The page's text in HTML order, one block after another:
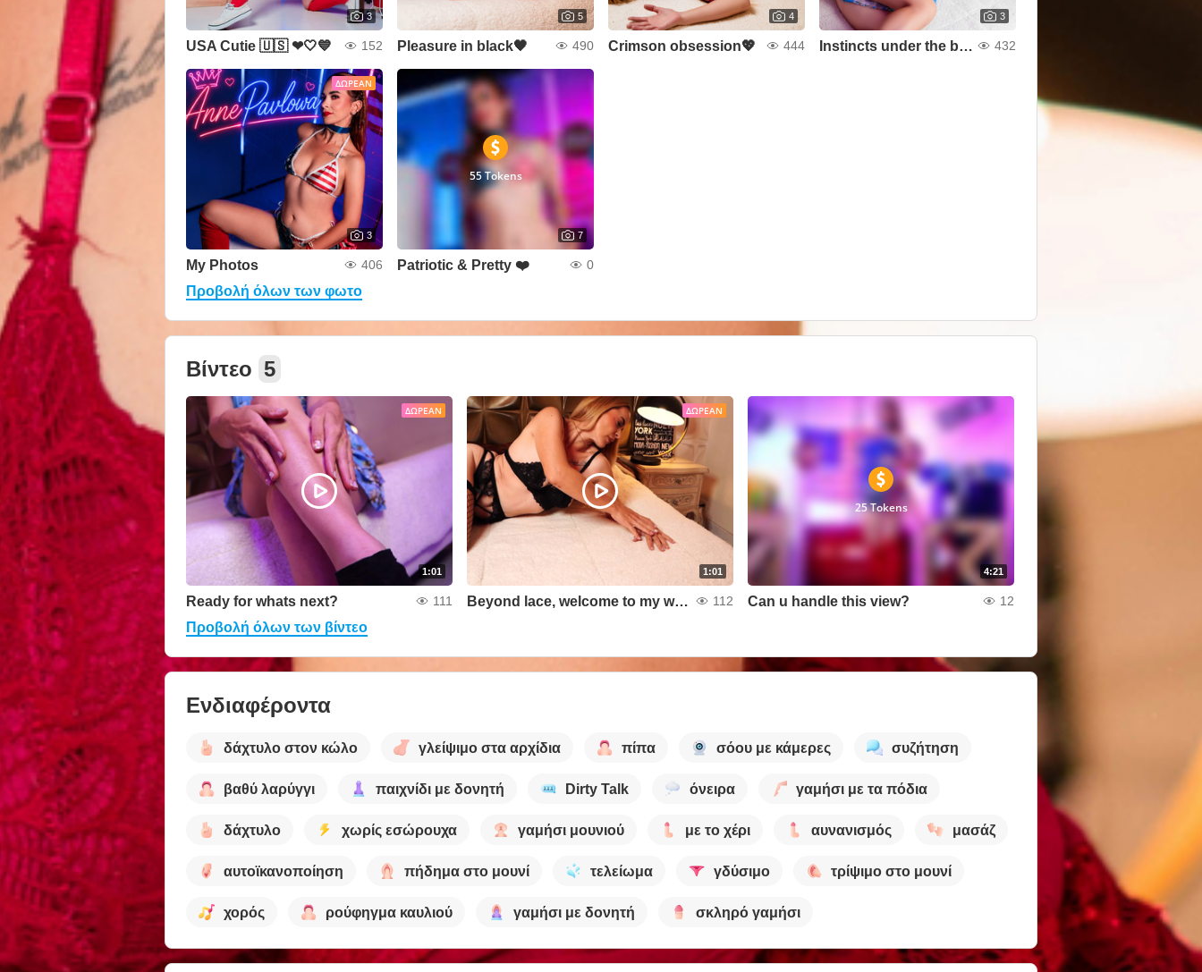
3
USA Cutie 🇺🇸 ❤🤍💙 152
5
Pleasure in black🖤 490
4
Crimson obsession💖 444
3
Instincts under the blue💙 432
ΔΩΡΕΆΝ
3
My Photos 406
55 Tokens
7
Patriotic & Pretty ❤️ 0
Προβολή όλων των φωτο
Βίντεο 5
ΔΩΡΕΆΝ
1:01
Ready for whats next? 111
ΔΩΡΕΆΝ
1:01
Beyond lace, welcome to my world 112
4:21
25 Tokens
Can u handle this view? 12
Προβολή όλων των βίντεο
Ενδιαφέροντα
δάχτυλο στον κώλο γλείψιμο στα αρχίδια πίπα σόου με κάμερες συζήτηση
βαθύ λαρύγγι παιχνίδι με δονητή Dirty Talk όνειρα γαμήσι με τα πόδια
δάχτυλο χωρίς εσώρουχα γαμήσι μουνιού με το χέρι αυνανισμός μασάζ
αυτοϊκανοποίηση πήδημα στο μουνί τελείωμα γδύσιμο τρίψιμο στο μουνί
χορός ρούφηγμα καυλιού γαμήσι με δονητή σκληρό γαμήσι